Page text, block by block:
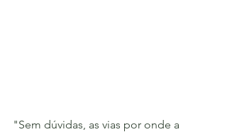
"Sem dúvidas, as vias por onde a